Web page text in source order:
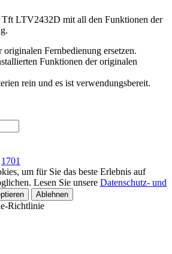
Tft LTV2432D mit all den Funktionen der
Fernbedienung ersetzen.
Funktionen der originalen
rein und es ist verwendungsbereit.
1701
um für Sie das beste Erlebnis auf
Lesen Sie unsere Datenschutz- und
Ablehnen
Richtlinie